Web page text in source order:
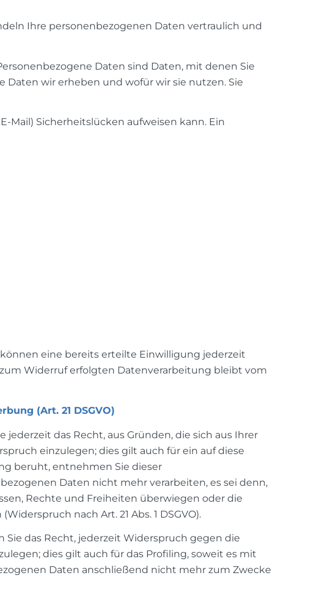
Ihre personenbezogenen Daten vertraulich und
Daten sind Daten, mit denen Sie
wir erheben und wofür wir sie nutzen. Sie
Mail) Sicherheitslücken aufweisen kann. Ein
eine bereits erteilte Einwilligung jederzeit
Widerruf erfolgten Datenverarbeitung bleibt vom
(Art. 21 DSGVO)
jederzeit das Recht, aus Gründen, die sich aus Ihrer
einzulegen; dies gilt auch für ein auf diese
beruht, entnehmen Sie dieser
Daten nicht mehr verarbeiten, es sei denn,
Rechte und Freiheiten überwiegen oder die
nach Art. 21 Abs. 1 DSGVO).
das Recht, jederzeit Widerspruch gegen die
dies gilt auch für das Profiling, soweit es mit
Daten anschließend nicht mehr zum Zwecke